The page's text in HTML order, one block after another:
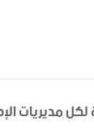
مديريات